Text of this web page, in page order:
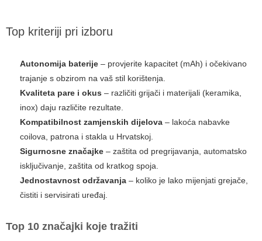
Top kriteriji pri izboru
Autonomija baterije – provjerite kapacitet (mAh) i očekivano
trajanje s obzirom na vaš stil korištenja.
Kvaliteta pare i okus – različiti grijači i materijali (keramika,
inox) daju različite rezultate.
Kompatibilnost zamjenskih dijelova – lakoća nabavke
coilova, patrona i stakla u Hrvatskoj.
Sigurnosne značajke – zaštita od pregrijavanja, automatsko
isključivanje, zaštita od kratkog spoja.
Jednostavnost održavanja – koliko je lako mijenjati grejače,
čistiti i servisirati uređaj.
Top 10 značajki koje tražiti